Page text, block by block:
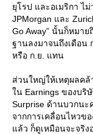
โรป และอเมริกา ไม่
JPMorgan และ
Go Away” นั้นก็หมา
ฐานลงมาจนถึงเดือน
หรือ ก.ย. แทน
ส่วนใหญ่ให้เหตุผลคล้
น Earnings ของบริ
Surprise ด้านบวกนะ
จากการเคลื่อนไหวข
ล้ว ก็ดูเหมือนจะจริง